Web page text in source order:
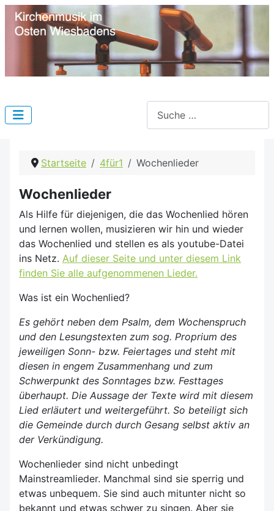
Startseite 4für1 Wochenlieder
Wochenlieder
Als Hilfe für diejenigen, die das Wochenlied hören
und lernen wollen, musizieren wir hin und wieder
das Wochenlied und stellen es als youtube-Datei
ins Netz. Auf dieser Seite und unter diesem Link
finden Sie alle aufgenommenen Lieder.
Was ist ein Wochenlied?
Es gehört neben dem Psalm, dem Wochenspruch
und den Lesungstexten zum sog. Proprium des
jeweiligen Sonn- bzw. Feiertages und steht mit
diesen in engem Zusammenhang und zum
Schwerpunkt des Sonntages bzw. Festtages
überhaupt. Die Aussage der Texte wird mit diesem
Lied erläutert und weitergeführt. So beteiligt sich
die Gemeinde durch durch Gesang selbst aktiv an
der Verkündigung.
Wochenlieder sind nicht unbedingt
Mainstreamlieder. Manchmal sind sie sperrig und
etwas unbequem. Sie sind auch mitunter nicht so
bekannt und etwas schwer zu singen. Aber sie